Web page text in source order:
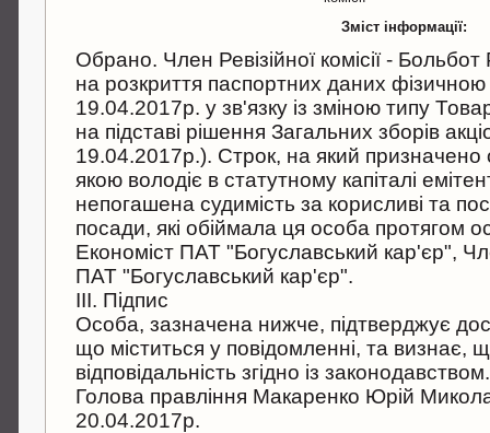
Зміст інформації:
Обрано. Член Ревізійної комісії -
на розкриття паспортних даних
19.04.2017р. у зв'язку із зміною типу
на підставі рішення Загальних зборів
19.04.2017р.). Строк, на який призначено
якою володіє в статутному капіталі
непогашена судимість за корисливі та
посади, які обіймала ця особа протягом
Економіст ПАТ "Богуславський кар'єр",
ПАТ "Богуславський кар'єр".
III. Підпис
Особа, зазначена нижче, підтверджує
що міститься у повідомленні, та визнає,
відповідальність згідно із законодавством.
Голова правління Макаренко Юрій
20.04.2017р.